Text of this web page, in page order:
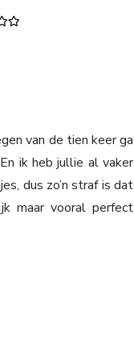
van de tien keer ga
ik heb jullie al vaker
dus zo’n straf is dat
maar vooral perfect